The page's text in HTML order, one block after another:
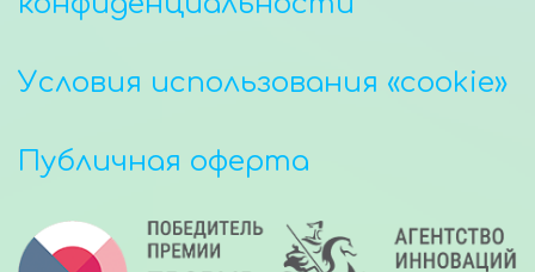
Условия использования «cookie»
Публичная оферта